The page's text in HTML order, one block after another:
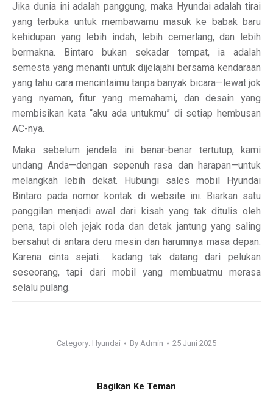
Jika dunia ini adalah panggung, maka Hyundai adalah tirai
yang terbuka untuk membawamu masuk ke babak baru
kehidupan yang lebih indah, lebih cemerlang, dan lebih
bermakna. Bintaro bukan sekadar tempat, ia adalah
semesta yang menanti untuk dijelajahi bersama kendaraan
yang tahu cara mencintaimu tanpa banyak bicara—lewat jok
yang nyaman, fitur yang memahami, dan desain yang
membisikan kata “aku ada untukmu” di setiap hembusan
AC-nya.
Maka sebelum jendela ini benar-benar tertutup, kami
undang Anda—dengan sepenuh rasa dan harapan—untuk
melangkah lebih dekat. Hubungi sales mobil Hyundai
Bintaro pada nomor kontak di website ini. Biarkan satu
panggilan menjadi awal dari kisah yang tak ditulis oleh
pena, tapi oleh jejak roda dan detak jantung yang saling
bersahut di antara deru mesin dan harumnya masa depan.
Karena cinta sejati… kadang tak datang dari pelukan
seseorang, tapi dari mobil yang membuatmu merasa
selalu pulang.
Category: Hyundai By Admin 25 Juni 2025
Bagikan Ke Teman